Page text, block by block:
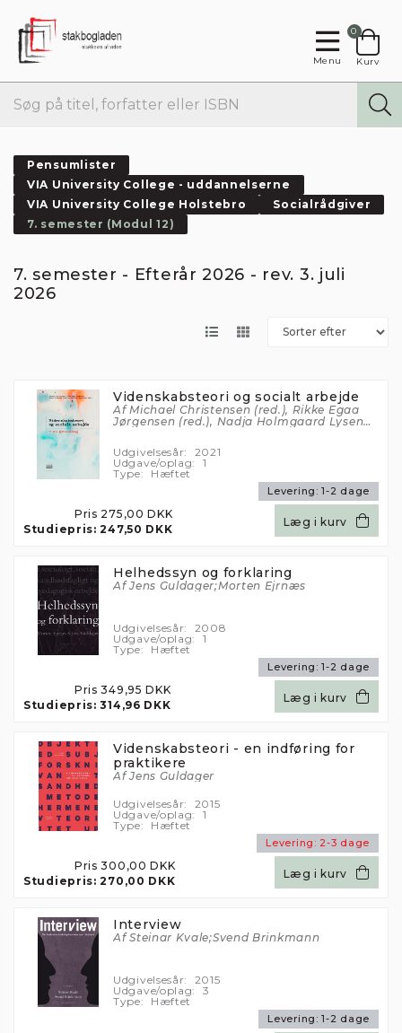
Menu
0
Kurv
Pensumlister
VIA University College - uddannelserne
VIA University College Holstebro
Socialrådgiver
7. semester (Modul 12)
7. semester - Efterår 2026 - rev. 3. juli
2026
Levering: 1-2 dage
Videnskabsteori og socialt arbejde
Af Michael Christensen (red.), Rikke Egaa
Jørgensen (red.), Nadja Holmgaard Lysen
Udgivelsesår:
2021
Udgave/oplag:
1
Type:
Hæftet
Pris 275,00 DKK
Studiepris: 247,50 DKK
Læg i kurv
Levering: 1-2 dage
Helhedssyn og forklaring
Af Jens Guldager;Morten Ejrnæs
Udgivelsesår:
2008
Udgave/oplag:
1
Type:
Hæftet
Pris 349,95 DKK
Studiepris: 314,96 DKK
Læg i kurv
Levering: 2-3 dage
Videnskabsteori - en indføring for
praktikere
Af Jens Guldager
Udgivelsesår:
2015
Udgave/oplag:
1
Type:
Hæftet
Pris 300,00 DKK
Studiepris: 270,00 DKK
Læg i kurv
Levering: 1-2 dage
Interview
Af Steinar Kvale;Svend Brinkmann
Udgivelsesår:
2015
Udgave/oplag:
3
Type:
Hæftet